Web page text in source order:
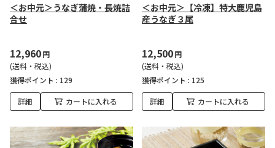
＜お中元＞うなぎ蒲焼・長焼詰
合せ
12,960円
(送料・税込)
獲得ポイント : 129
詳細 カートに入れる
＜お中元＞【冷凍】特大鹿児島
産うなぎ３尾
12,500円
(送料・税込)
獲得ポイント : 125
詳細 カートに入れる